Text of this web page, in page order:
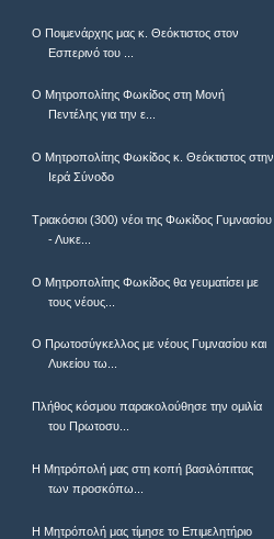
Ο Ποιμενάρχης μας κ. Θεόκτιστος στον
Εσπερινό του ...
Ο Μητροπολίτης Φωκίδος στη Μονή
Πεντέλης για την ε...
Ο Μητροπολίτης Φωκίδος κ. Θεόκτιστος στην
Ιερά Σύνοδο
Τριακόσιοι (300) νέοι της Φωκίδος Γυμνασίου
- Λυκε...
Ο Μητροπολίτης Φωκίδος θα γευματίσει με
τους νέους...
Ο Πρωτοσύγκελλος με νέους Γυμνασίου και
Λυκείου τω...
Πλήθος κόσμου παρακολούθησε την ομιλία
του Πρωτοσυ...
Η Μητρόπολή μας στη κοπή βασιλόπιττας
των προσκόπω...
Η Μητρόπολή μας τίμησε το Επιμελητήριο